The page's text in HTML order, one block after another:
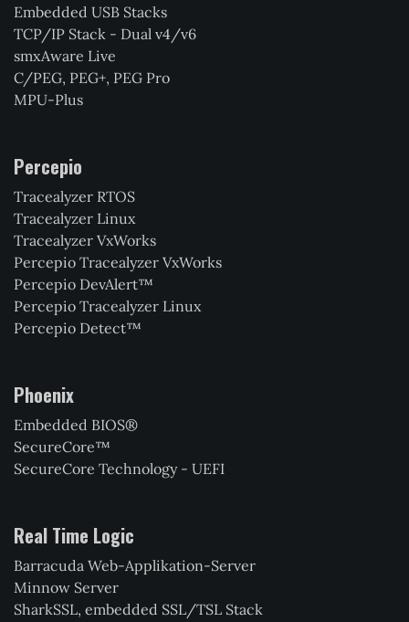
Embedded USB Stacks
TCP/IP Stack - Dual v4/v6
smxAware Live
C/PEG, PEG+, PEG Pro
MPU-Plus
Percepio
Tracealyzer RTOS
Tracealyzer Linux
Tracealyzer VxWorks
Percepio Tracealyzer VxWorks
Percepio DevAlert™
Percepio Tracealyzer Linux
Percepio Detect™
Phoenix
Embedded BIOS®
SecureCore™
SecureCore Technology - UEFI
Real Time Logic
Barracuda Web-Applikation-Server
Minnow Server
SharkSSL, embedded SSL/TSL Stack